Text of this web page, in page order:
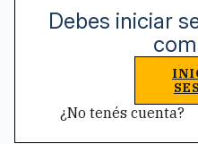
Debes iniciar
¿No tenés cuenta?